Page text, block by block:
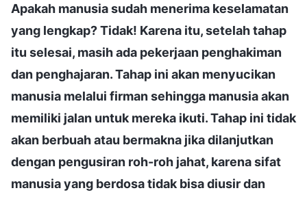
Apakah manusia sudah menerima keselamatan
yang lengkap? Tidak! Karena itu, setelah tahap
itu selesai, masih ada pekerjaan penghakiman
dan penghajaran. Tahap ini akan menyucikan
manusia melalui firman sehingga manusia akan
memiliki jalan untuk mereka ikuti. Tahap ini tidak
akan berbuah atau bermakna jika dilanjutkan
dengan pengusiran roh-roh jahat, karena sifat
manusia yang berdosa tidak bisa diusir dan